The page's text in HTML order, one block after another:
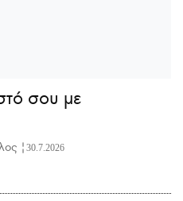
σου με
| 30.7.2026